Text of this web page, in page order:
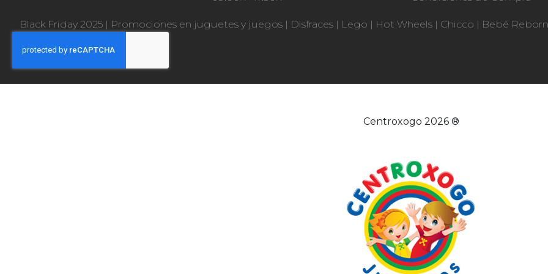
Black Friday 2025 | Promociones en juguetes y juegos | Disfraces | Lego | Hot Wheels | Chicco | Bebé Reborn
Centroxogo 2026 ®